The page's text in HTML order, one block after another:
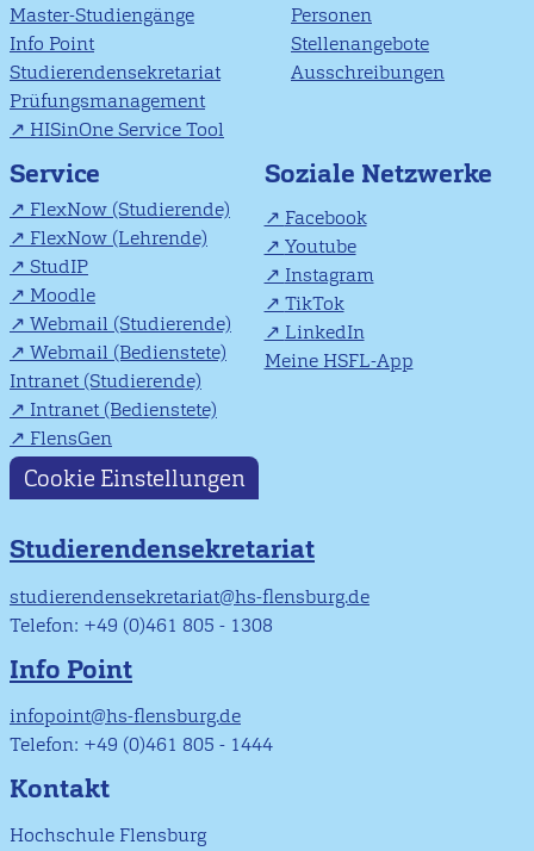
Master-Studiengänge
Info Point
Studierendensekretariat
Prüfungsmanagement
HISinOne Service Tool
Personen
Stellenangebote
Ausschreibungen
Service
FlexNow (Studierende)
FlexNow (Lehrende)
StudIP
Moodle
Webmail (Studierende)
Webmail (Bedienstete)
Intranet (Studierende)
Intranet (Bedienstete)
FlensGen
Soziale Netzwerke
Facebook
Youtube
Instagram
TikTok
LinkedIn
Meine HSFL-App
Cookie Einstellungen
Studierendensekretariat
studierendensekretariat@hs-flensburg.de
Telefon: +49 (0)461 805 - 1308
Info Point
infopoint@hs-flensburg.de
Telefon: +49 (0)461 805 - 1444
Kontakt
Hochschule Flensburg